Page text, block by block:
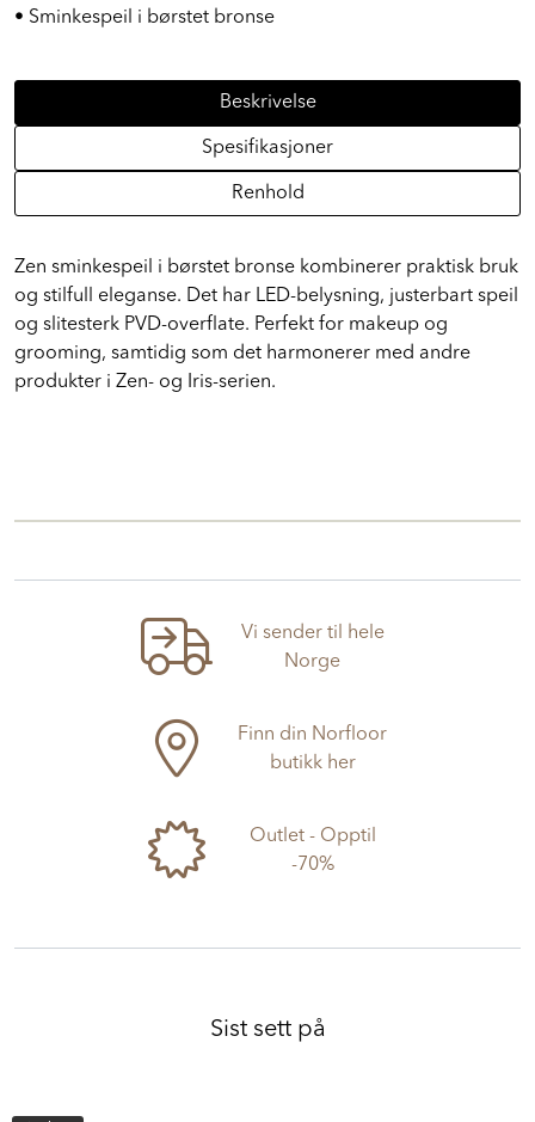
• Sminkespeil i børstet bronse
Beskrivelse
Spesifikasjoner
Renhold
Zen sminkespeil i børstet bronse kombinerer praktisk bruk
og stilfull eleganse. Det har LED-belysning, justerbart speil
og slitesterk PVD-overflate. Perfekt for makeup og
grooming, samtidig som det harmonerer med andre
produkter i Zen- og Iris-serien.
Vi sender til hele
Norge
Finn din Norfloor
butikk her
Outlet - Opptil
-70%
Sist sett på